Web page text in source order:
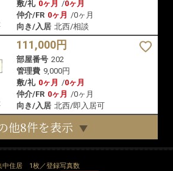
敷/礼 0ヶ月 /0ヶ月
仲介/FR 0ヶ月 /0ヶ月
向き/入居 北西/相談
111,000円
部屋番号 202
管理費 9,000円
敷/礼 0ヶ月 /0ヶ月
仲介/FR 0ヶ月 /0ヶ月
向き/入居 北西/即入居可
他8件を表示
中住居 1枚／登録写真数